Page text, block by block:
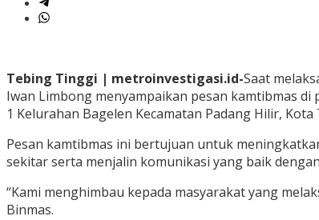
Tebing Tinggi | metroinvestigasi.id-Saat
Iwan Limbong menyampaikan pesan kamtibmas
1 Kelurahan Bagelen Kecamatan Padang Hilir,
Pesan kamtibmas ini bertujuan untuk
sekitar serta menjalin komunikasi yang baik
“Kami menghimbau kepada masyarakat yang
Binmas.